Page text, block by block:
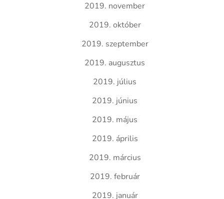
2019. november
2019. október
2019. szeptember
2019. augusztus
2019. július
2019. június
2019. május
2019. április
2019. március
2019. február
2019. január